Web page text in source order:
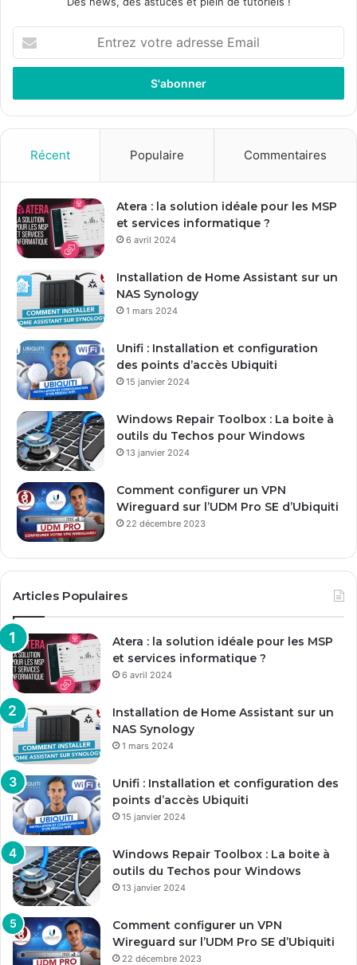
t
e
z
r
e
a
d
s
e
m
a
Récent Populaire Commentaires
Atera : la solution idéale pour les MSP
et services informatique ?
6 avril 2024
Installation de Home Assistant sur un
NAS Synology
1 mars 2024
Unifi : Installation et configuration
des points d’accès Ubiquiti
15 janvier 2024
Windows Repair Toolbox : La boite à
outils du Techos pour Windows
13 janvier 2024
Comment configurer un VPN
Wireguard sur l’UDM Pro SE d’Ubiquiti
22 décembre 2023
Articles Populaires
Atera : la solution idéale pour les MSP
et services informatique ?
6 avril 2024
Installation de Home Assistant sur un
NAS Synology
1 mars 2024
Unifi : Installation et configuration des
points d’accès Ubiquiti
15 janvier 2024
Windows Repair Toolbox : La boite à
outils du Techos pour Windows
13 janvier 2024
Comment configurer un VPN
Wireguard sur l’UDM Pro SE d’Ubiquiti
22 décembre 2023